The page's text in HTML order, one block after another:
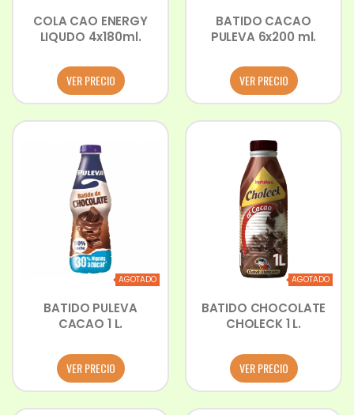
COLA CAO ENERGY
LIQUDO 4x180ml.
VER PRECIO
BATIDO CACAO
PULEVA 6x200 ml.
VER PRECIO
AGOTADO
BATIDO PULEVA
CACAO 1 L.
VER PRECIO
AGOTADO
BATIDO CHOCOLATE
CHOLECK 1 L.
VER PRECIO